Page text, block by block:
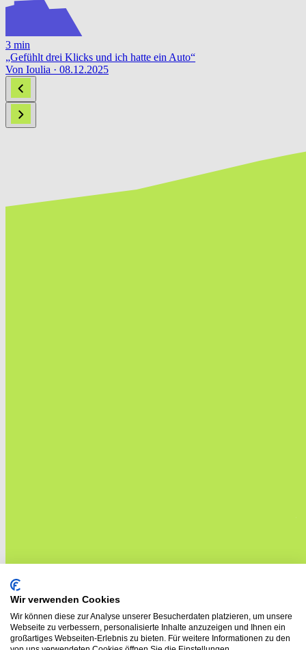
3 min
„Gefühlt drei Klicks und ich hatte ein Auto“
Von Ioulia · 08.12.2025
Wir verwenden Cookies
Wir können diese zur Analyse unserer Besucherdaten platzieren, um unsere
Webseite zu verbessern, personalisierte Inhalte anzuzeigen und Ihnen ein
großartiges Webseiten-Erlebnis zu bieten. Für weitere Informationen zu den